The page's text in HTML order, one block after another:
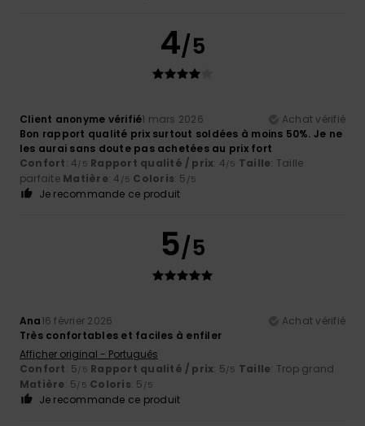
4/5
Client anonyme vérifié1 mars 2026
Achat vérifié
Bon rapport qualité prix surtout soldées à moins 50%. Je ne
les aurai sans doute pas achetées au prix fort
Confort: 4/5 Rapport qualité / prix: 4/5 Taille: Taille
parfaite Matière: 4 /5 Coloris: 5 /5
Je recommande ce produit
5/5
Ana16 février 2026
Achat vérifié
Très confortables et faciles à enfiler
Afficher original - Português
Confort: 5/5 Rapport qualité / prix: 5/5 Taille: Trop grand
Matière: 5/5 Coloris: 5 /5
Je recommande ce produit